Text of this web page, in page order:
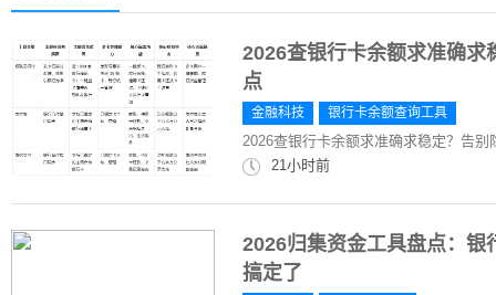
2026查银行卡余额求准确求
点
金融科技 银行卡余额查询工具
2026查银行卡余额求准确求稳定？告
21小时前
2026归集资金工具盘点：银
搞定了